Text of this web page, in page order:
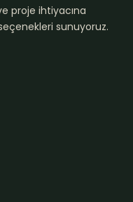
proje ihtiyacına
sunuyoruz.